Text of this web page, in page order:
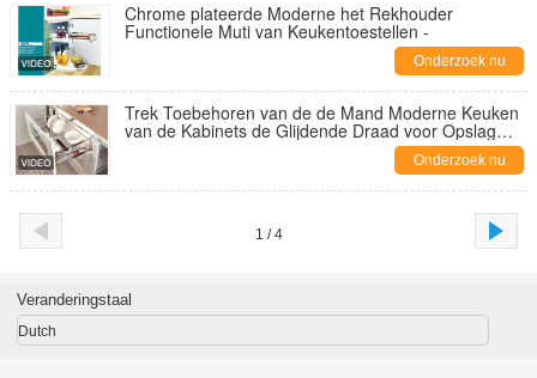
Chrome plateerde Moderne het Rekhouder
Functionele Muti van Keukentoestellen -
Onderzoek nu
Trek Toebehoren van de de Mand Moderne Keuken
van de Kabinets de Glijdende Draad voor Opslag
Onderzoek nu
1 / 4
Veranderingstaal
Dutch